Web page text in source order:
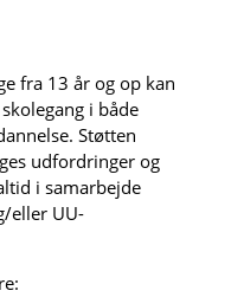
fra 13 år og op kan
i både
Støtten
udfordringer og
i samarbejde
eller UU-